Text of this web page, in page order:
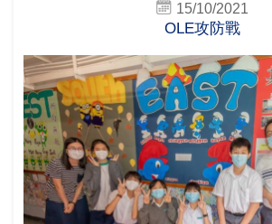
15/10/2021
OLE攻防戰